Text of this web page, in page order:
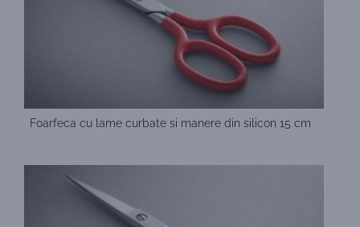
Foarfeca cu lame curbate si manere din silicon 15 cm